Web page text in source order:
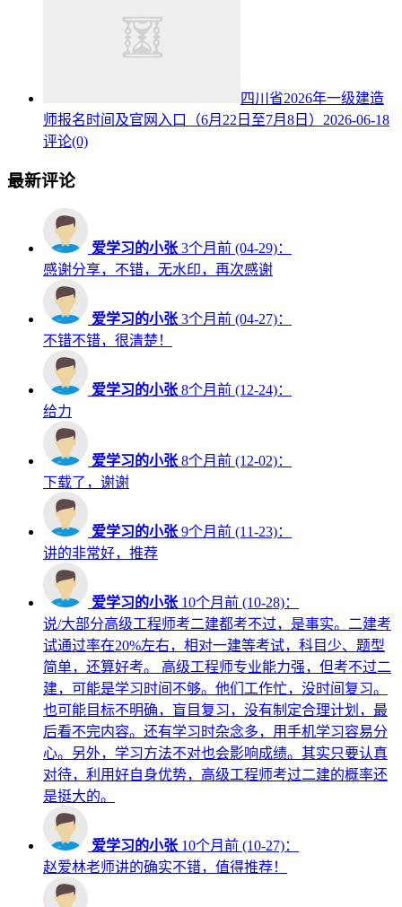
四川省2026年一级建造
师报名时间及官网入口（6月22日至7月8日） 2026-06-18
评论(0)
最新评论
爱学习的小张 3个月前 (04-29)：
感谢分享，不错，无水印，再次感谢
爱学习的小张 3个月前 (04-27)：
不错不错，很清楚！
爱学习的小张 8个月前 (12-24)：
给力
爱学习的小张 8个月前 (12-02)：
下载了，谢谢
爱学习的小张 9个月前 (11-23)：
讲的非常好，推荐
爱学习的小张 10个月前 (10-28)：
说/大部分高级工程师考二建都考不过，是事实。二建考
试通过率在20%左右，相对一建等考试，科目少、题型
简单，还算好考。 高级工程师专业能力强，但考不过二
建，可能是学习时间不够。他们工作忙，没时间复习。
也可能目标不明确，盲目复习，没有制定合理计划，最
后看不完内容。还有学习时杂念多，用手机学习容易分
心。另外，学习方法不对也会影响成绩。其实只要认真
对待，利用好自身优势，高级工程师考过二建的概率还
是挺大的。
爱学习的小张 10个月前 (10-27)：
赵爱林老师讲的确实不错，值得推荐！